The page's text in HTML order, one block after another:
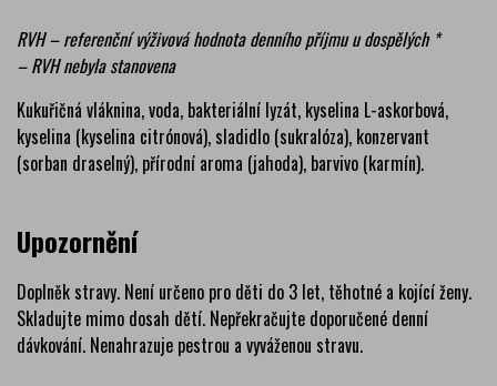
RVH – referenční výživová hodnota denního příjmu u dospělých *
– RVH nebyla stanovena
Kukuřičná vláknina, voda, bakteriální lyzát, kyselina L-askorbová,
kyselina (kyselina citrónová), sladidlo (sukralóza), konzervant
(sorban draselný), přírodní aroma (jahoda), barvivo (karmín).
Upozornění
Doplněk stravy. Není určeno pro děti do 3 let, těhotné a kojící ženy.
Skladujte mimo dosah dětí. Nepřekračujte doporučené denní
dávkování. Nenahrazuje pestrou a vyváženou stravu.